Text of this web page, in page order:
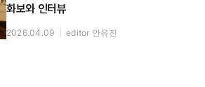
화보와 인터뷰
2026.04.09 editor 안유진